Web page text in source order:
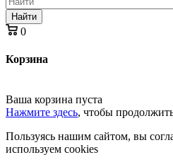
Найти
0
Корзина
Ваша корзина пуста
Нажмите здесь, чтобы
Пользуясь нашим сайтом, вы
используем cookies